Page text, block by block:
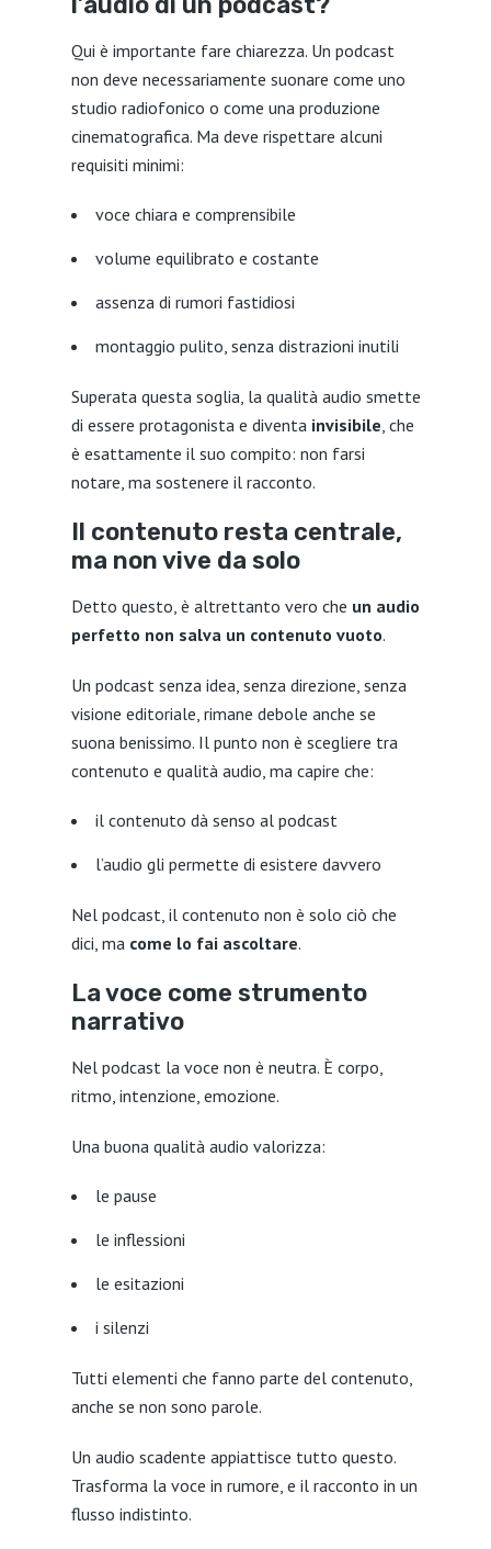
Qui è importante fare chiarezza. Un podcast
non deve necessariamente suonare come uno
studio radiofonico o come una produzione
cinematografica. Ma deve rispettare alcuni
requisiti minimi:
voce chiara e comprensibile
volume equilibrato e costante
assenza di rumori fastidiosi
montaggio pulito, senza distrazioni inutili
Superata questa soglia, la qualità audio smette
di essere protagonista e diventa invisibile, che
è esattamente il suo compito: non farsi
notare, ma sostenere il racconto.
Il contenuto resta centrale,
ma non vive da solo
Detto questo, è altrettanto vero che un audio
perfetto non salva un contenuto vuoto.
Un podcast senza idea, senza direzione, senza
visione editoriale, rimane debole anche se
suona benissimo. Il punto non è scegliere tra
contenuto e qualità audio, ma capire che:
il contenuto dà senso al podcast
l’audio gli permette di esistere davvero
Nel podcast, il contenuto non è solo ciò che
dici, ma come lo fai ascoltare.
La voce come strumento
narrativo
Nel podcast la voce non è neutra. È corpo,
ritmo, intenzione, emozione.
Una buona qualità audio valorizza:
le pause
le inflessioni
le esitazioni
i silenzi
Tutti elementi che fanno parte del contenuto,
anche se non sono parole.
Un audio scadente appiattisce tutto questo.
Trasforma la voce in rumore, e il racconto in un
flusso indistinto.